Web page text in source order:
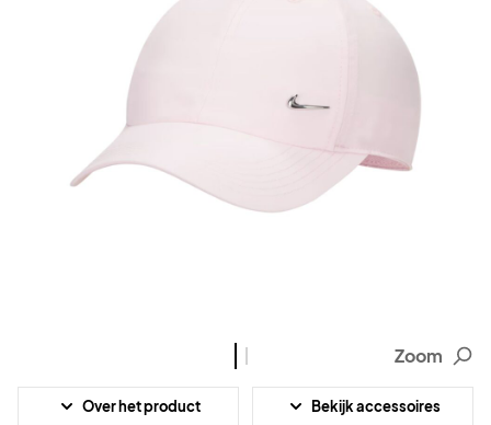
Zoom
Over het product Bekijk accessoires